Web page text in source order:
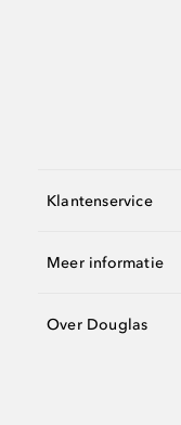
Klantenservice
Meer informatie
Over Douglas